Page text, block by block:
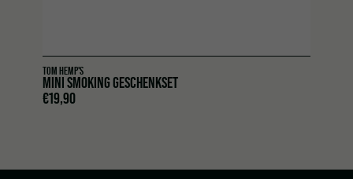
TOM HEMP'S
MINI SMOKING GESCHENKSET
€19,90